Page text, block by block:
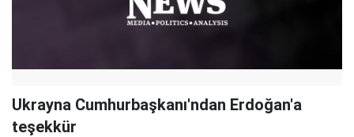
Ukrayna Cumhurbaşkanı'ndan Erdoğan'a
teşekkür